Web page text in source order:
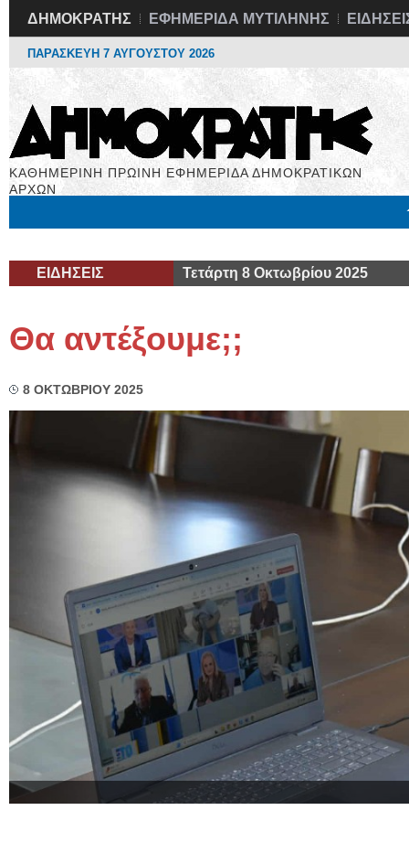
ΔΗΜΟΚΡΑΤΗΣ ΕΦΗΜΕΡΙΔΑ ΜΥΤΙΛΗΝΗΣ
ΠΑΡΑΣΚΕΥΗ 7 ΑΥΓΟΥΣΤΟΥ 2026
ΚΑΘΗΜΕΡΙΝΗ ΠΡΩΙΝΗ ΕΦΗΜΕΡΙΔΑ ΔΗΜΟΚΡΑΤΙΚΩΝ
ΑΡΧΩΝ
ΕΙΔΗΣΕΙΣ Τετάρτη 8 Οκτωβρίου 2025
Θα αντέξουμε;;
8 ΟΚΤΩΒΡΙΟΥ 2025